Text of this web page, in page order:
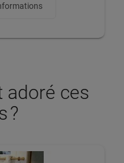
adoré ces
?